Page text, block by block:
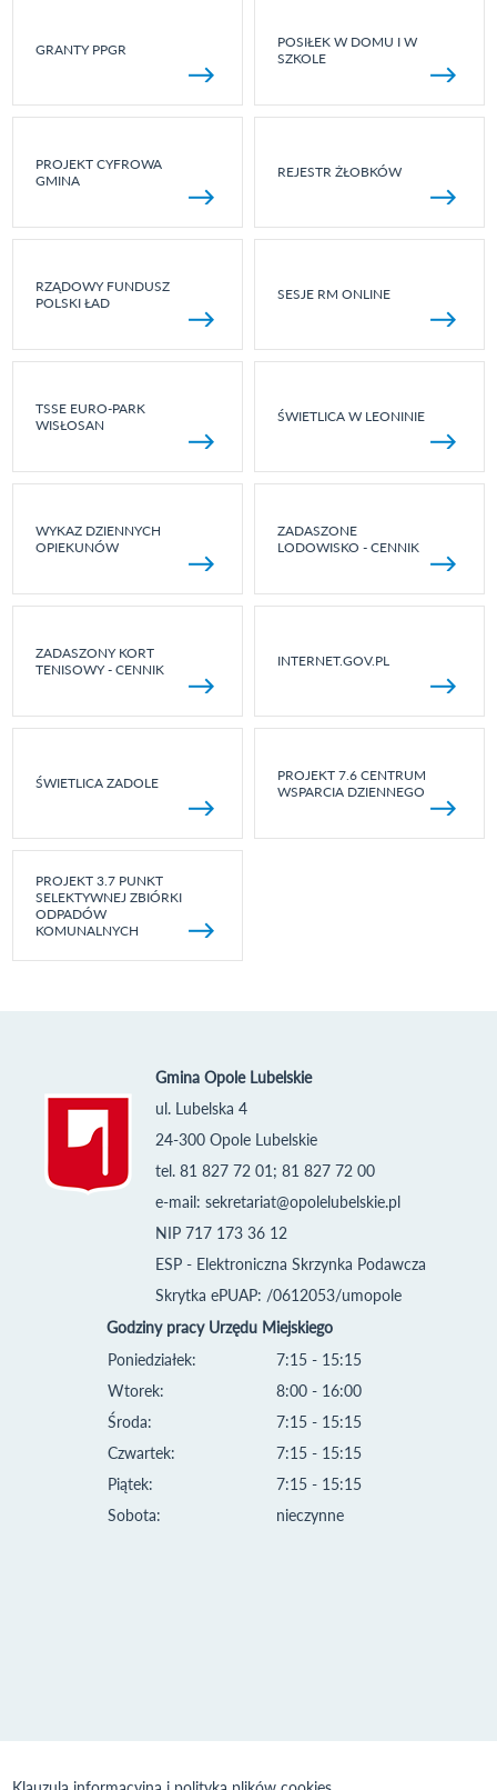
GRANTY PPGR
POSIŁEK W DOMU I W
SZKOLE
PROJEKT CYFROWA
GMINA
REJESTR ŻŁOBKÓW
RZĄDOWY FUNDUSZ
POLSKI ŁAD
SESJE RM ONLINE
TSSE EURO-PARK
WISŁOSAN
ŚWIETLICA W LEONINIE
WYKAZ DZIENNYCH
OPIEKUNÓW
ZADASZONE
LODOWISKO - CENNIK
ZADASZONY KORT
TENISOWY - CENNIK
INTERNET.GOV.PL
ŚWIETLICA ZADOLE
PROJEKT 7.6 CENTRUM
WSPARCIA DZIENNEGO
PROJEKT 3.7 PUNKT
SELEKTYWNEJ ZBIÓRKI
ODPADÓW
KOMUNALNYCH
Gmina Opole Lubelskie
ul. Lubelska 4
24-300 Opole Lubelskie
tel. 81 827 72 01; 81 827 72 00
e-mail: sekretariat@opolelubelskie.pl
NIP 717 173 36 12
ESP - Elektroniczna Skrzynka Podawcza
Skrytka ePUAP: /0612053/umopole
Godziny pracy Urzędu Miejskiego
Poniedziałek:
Wtorek:
Środa:
Czwartek:
Piątek:
Sobota:
7:15 - 15:15
8:00 - 16:00
7:15 - 15:15
7:15 - 15:15
7:15 - 15:15
nieczynne